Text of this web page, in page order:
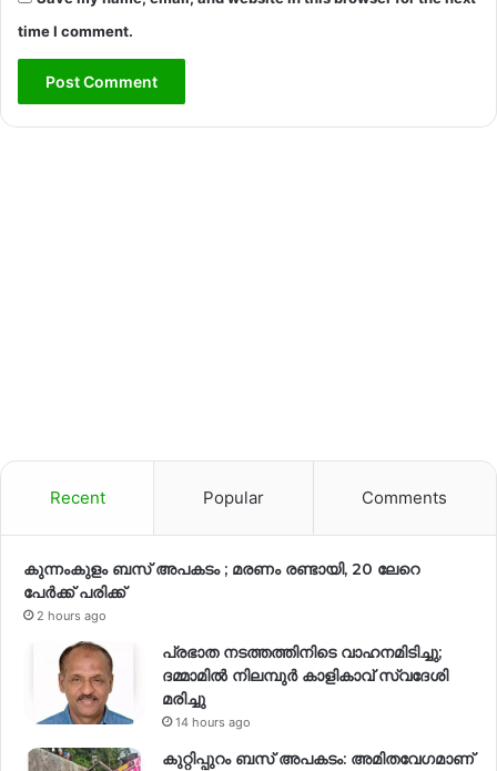
time I comment.
Recent Popular Comments
കുന്നംകുളം ബസ് അപകടം ; മരണം രണ്ടായി, 20 ലേറെ
പേർക്ക് പരിക്ക്
2 hours ago
പ്രഭാത നടത്തത്തിനിടെ വാഹനമിടിച്ചു;
ദമ്മാമിൽ നിലമ്പുർ കാളികാവ് സ്വദേശി
മരിച്ചു
14 hours ago
കുറ്റിപ്പുറം ബസ് അപകടം: അമിതവേഗമാണ്